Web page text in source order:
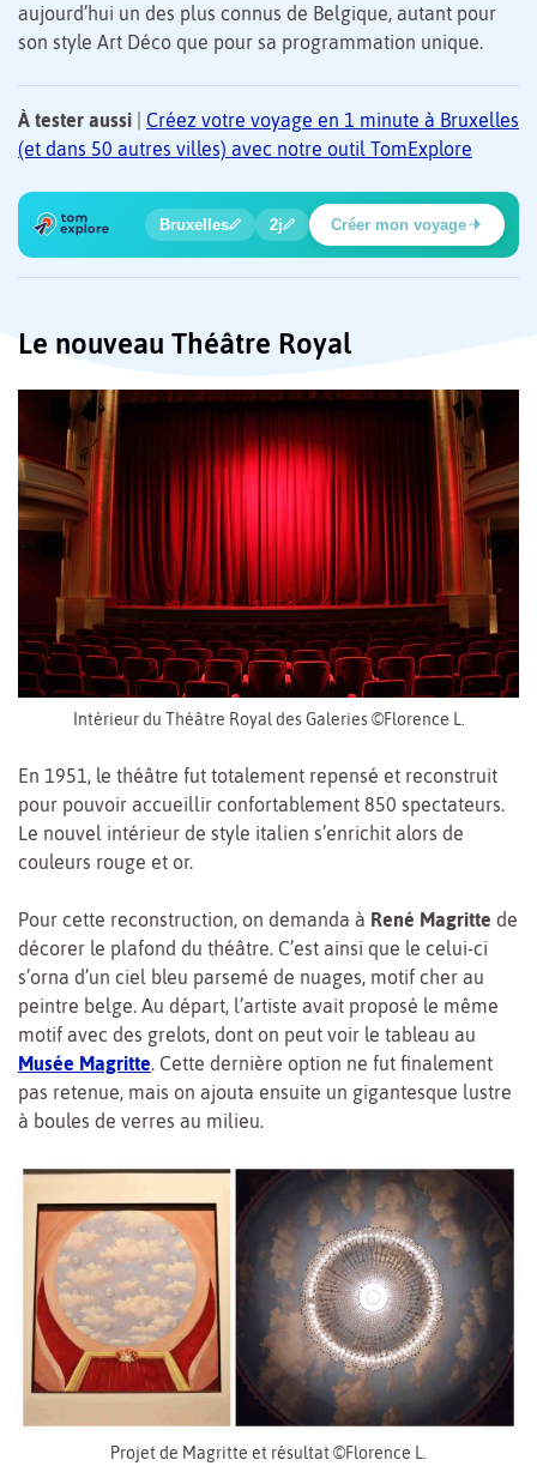
aujourd’hui un des plus connus de Belgique, autant pour
son style Art Déco que pour sa programmation unique.
À tester aussi
Créez votre voyage en 1 minute à Bruxelles
(et dans 50 autres villes) avec notre outil TomExplore
🔍
🔍
🔍
🔍
🍲
Baladi
Bruxelles 2j Créer mon voyage
Le nouveau Théâtre Royal
Intérieur du Théâtre Royal des Galeries ©Florence L.
En 1951, le théâtre fut totalement repensé et reconstruit
pour pouvoir accueillir confortablement 850 spectateurs.
Le nouvel intérieur de style italien s’enrichit alors de
couleurs rouge et or.
Pour cette reconstruction, on demanda à René Magritte de
décorer le plafond du théâtre. C’est ainsi que le celui-ci
s’orna d’un ciel bleu parsemé de nuages, motif cher au
peintre belge. Au départ, l’artiste avait proposé le même
motif avec des grelots, dont on peut voir le tableau au
Musée Magritte. Cette dernière option ne fut finalement
pas retenue, mais on ajouta ensuite un gigantesque lustre
à boules de verres au milieu.
Projet de Magritte et résultat ©Florence L.